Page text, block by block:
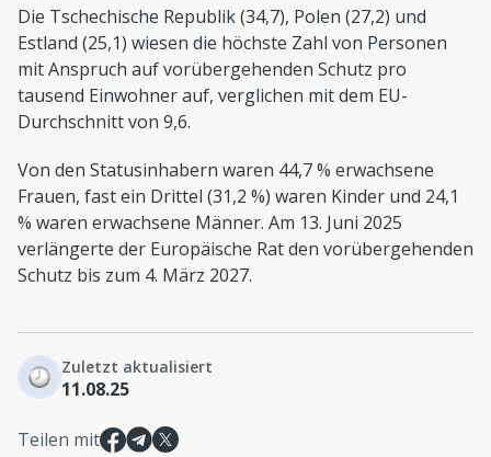
Die Tschechische Republik (34,7), Polen (27,2) und
Estland (25,1) wiesen die höchste Zahl von Personen
mit Anspruch auf vorübergehenden Schutz pro
tausend Einwohner auf, verglichen mit dem EU-
Durchschnitt von 9,6.
Von den Statusinhabern waren 44,7 % erwachsene
Frauen, fast ein Drittel (31,2 %) waren Kinder und 24,1
% waren erwachsene Männer. Am 13. Juni 2025
verlängerte der Europäische Rat den vorübergehenden
Schutz bis zum 4. März 2027.
Zuletzt aktualisiert
11.08.25
Teilen mit